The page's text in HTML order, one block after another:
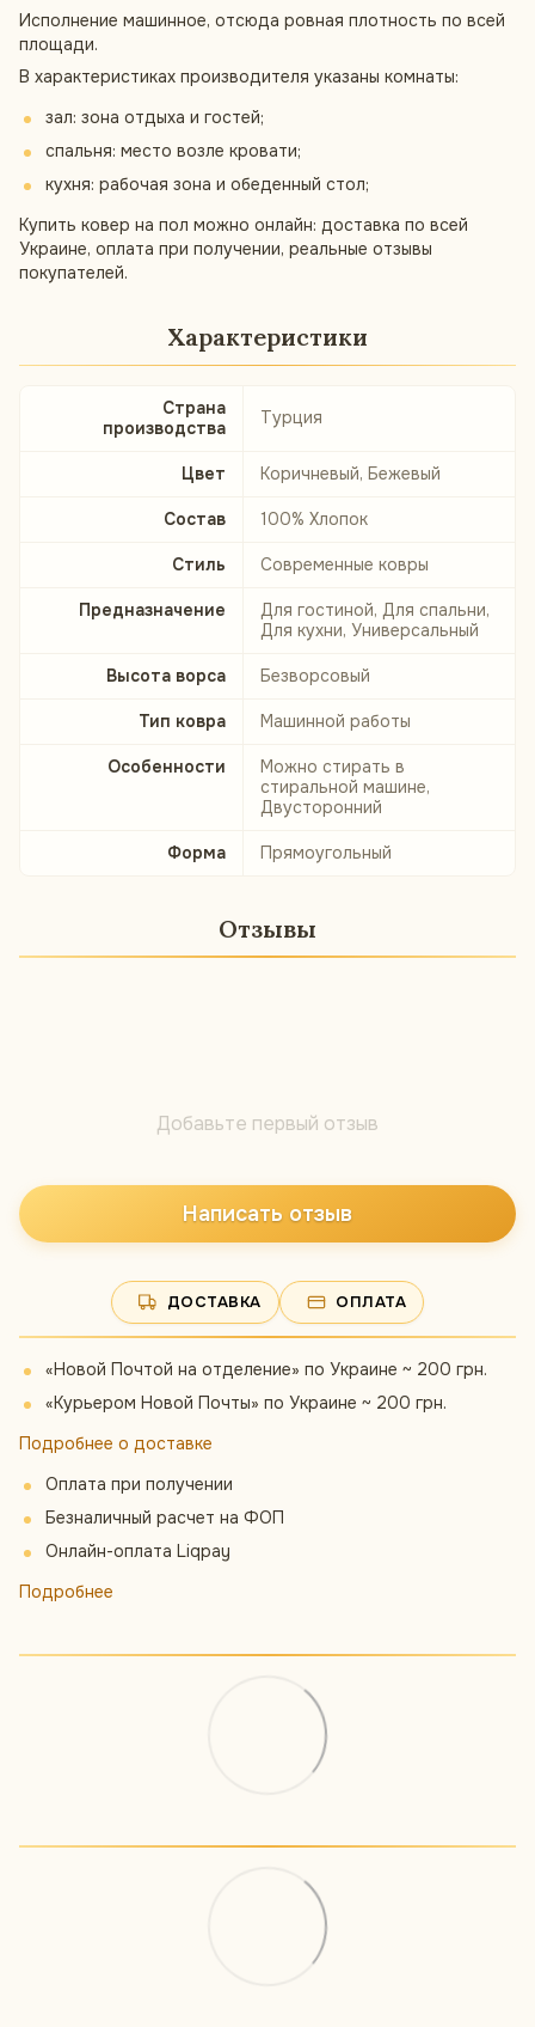
Исполнение машинное, отсюда ровная плотность по всей
площади.
В характеристиках производителя указаны комнаты:
зал: зона отдыха и гостей;
спальня: место возле кровати;
кухня: рабочая зона и обеденный стол;
Купить ковер на пол можно онлайн: доставка по всей
Украине, оплата при получении, реальные отзывы
покупателей.
Характеристики
Страна
производства
Турция
Цвет Коричневый, Бежевый
Состав 100% Хлопок
Стиль Современные ковры
Предназначение
Для гостиной, Для спальни,
Для кухни, Универсальный
Высота ворса Безворсовый
Тип ковра Машинной работы
Особенности
Можно стирать в
стиральной машине,
Двусторонний
Форма Прямоугольный
Отзывы
Добавьте первый отзыв
Написать отзыв
ДОСТАВКА ОПЛАТА
«Новой Почтой на отделение» по Украине ~ 200 грн.
«Курьером Новой Почты» по Украине ~ 200 грн.
Подробнее о доставке
Оплата при получении
Безналичный расчет на ФОП
Онлайн-оплата Liqpay
Подробнее